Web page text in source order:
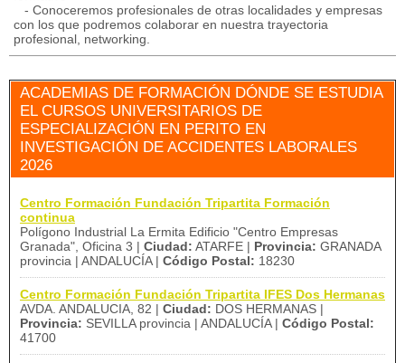
- Conoceremos profesionales de otras localidades y empresas
con los que podremos colaborar en nuestra trayectoria
profesional, networking.
ACADEMIAS DE FORMACIÓN DÓNDE SE ESTUDIA
EL CURSOS UNIVERSITARIOS DE
ESPECIALIZACIÓN EN PERITO EN
INVESTIGACIÓN DE ACCIDENTES LABORALES
2026
Centro Formación Fundación Tripartita Formación
continua
Polígono Industrial La Ermita Edificio "Centro Empresas
Granada", Oficina 3 | Ciudad: ATARFE | Provincia: GRANADA
provincia | ANDALUCÍA | Código Postal: 18230
Centro Formación Fundación Tripartita IFES Dos Hermanas
AVDA. ANDALUCIA, 82 | Ciudad: DOS HERMANAS |
Provincia: SEVILLA provincia | ANDALUCÍA | Código Postal:
41700